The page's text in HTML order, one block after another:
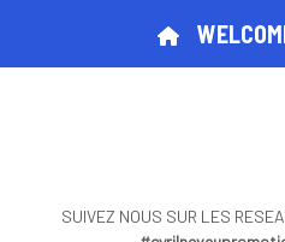
SUIVEZ NOUS SUR LES